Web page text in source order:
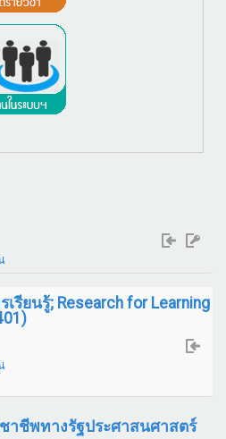
รียนรู้; Research for Learning
าชีพทางรัฐประศาสนศาสตร์